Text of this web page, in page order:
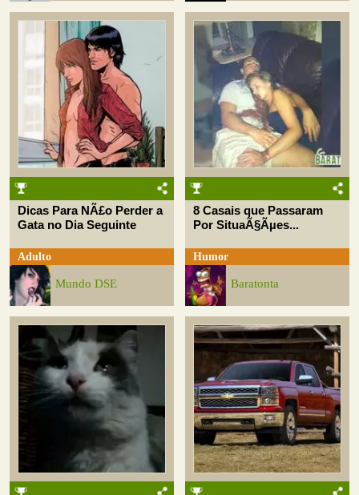
Dicas Para NÃ£o Perder a
Gata no Dia Seguinte
Adulto
Mundo DSE
8 Casais que Passaram
Por SituaÃ§Ãµes...
Humor
Baratonta